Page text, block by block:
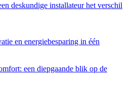
deskundige installateur het verschil
en energiebesparing in één
een diepgaande blik op de